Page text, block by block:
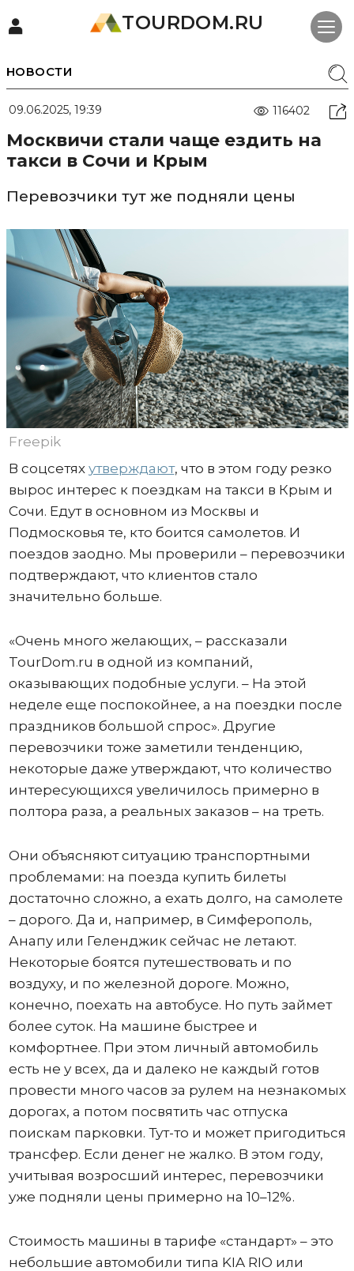
TOURDOM.RU
НОВОСТИ
09.06.2025, 19:39 116402
Москвичи стали чаще ездить на
такси в Сочи и Крым
Перевозчики тут же подняли цены
Freepik
В соцсетях утверждают, что в этом году резко
вырос интерес к поездкам на такси в Крым и
Сочи. Едут в основном из Москвы и
Подмосковья те, кто боится самолетов. И
поездов заодно. Мы проверили – перевозчики
подтверждают, что клиентов стало
значительно больше.
«Очень много желающих, – рассказали
TourDom.ru в одной из компаний,
оказывающих подобные услуги. – На этой
неделе еще поспокойнее, а на поездки после
праздников большой спрос». Другие
перевозчики тоже заметили тенденцию,
некоторые даже утверждают, что количество
интересующихся увеличилось примерно в
полтора раза, а реальных заказов – на треть.
Они объясняют ситуацию транспортными
проблемами: на поезда купить билеты
достаточно сложно, а ехать долго, на самолете
– дорого. Да и, например, в Симферополь,
Анапу или Геленджик сейчас не летают.
Некоторые боятся путешествовать и по
воздуху, и по железной дороге. Можно,
конечно, поехать на автобусе. Но путь займет
более суток. На машине быстрее и
комфортнее. При этом личный автомобиль
есть не у всех, да и далеко не каждый готов
провести много часов за рулем на незнакомых
дорогах, а потом посвятить час отпуска
поискам парковки. Тут-то и может пригодиться
трансфер. Если денег не жалко. В этом году,
учитывая возросший интерес, перевозчики
уже подняли цены примерно на 10–12%.
Стоимость машины в тарифе «стандарт» – это
небольшие автомобили типа KIA RIO или